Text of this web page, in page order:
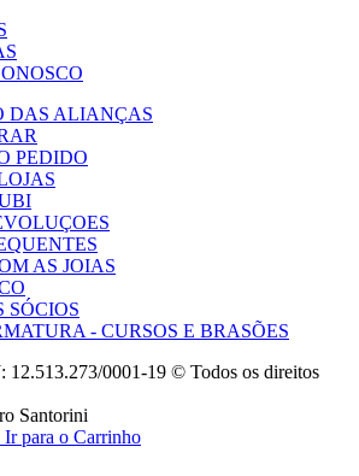
DAS ALIANÇAS
PEDIDO
AS JOIAS
SÓCIOS
- CURSOS E BRASÕES
0001-19 © Todos os direitos
Santorini
Ir para o Carrinho